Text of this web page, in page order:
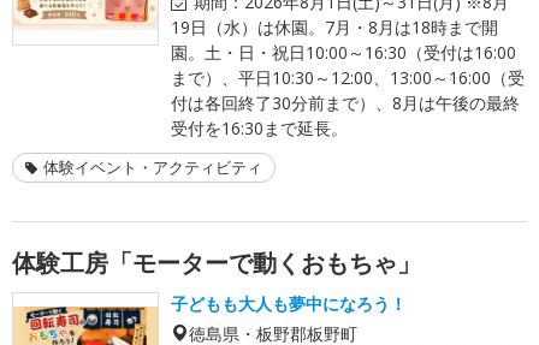
19日（水）は休園。7月・8月は18時まで開
園。土・日・祝日10:00～16:30（受付は16:00
まで）、平日10:30～12:00、13:00～16:00（受
付は各回終了30分前まで）、8月は午後の最終
受付を16:30まで延長。
体験イベント・アクティビティ
体験工房「モーターで動くおもちゃ」
子どもも大人も夢中になろう！
徳島県・板野郡板野町